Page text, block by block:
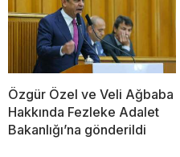
Özgür Özel ve Veli Ağbaba
Hakkında Fezleke Adalet
Bakanlığı’na gönderildi